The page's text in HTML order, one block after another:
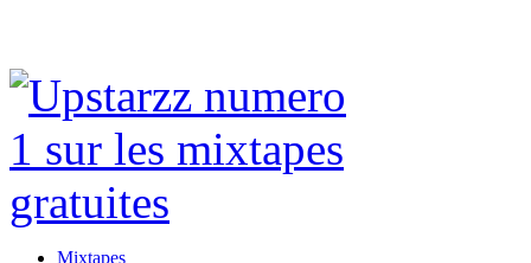
Mixtapes